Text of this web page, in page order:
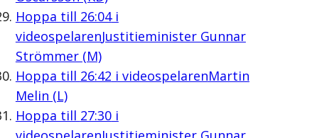
Hoppa till 26:04i
videospelarenJustitieminister Gunnar
Strömmer (M)
Hoppa till 26:42 i videospelarenMartin
Melin (L)
Hoppa till 27:30i